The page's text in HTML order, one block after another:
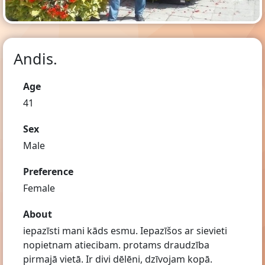
Andis.
Age
41
Sex
Male
Preference
Female
About
iepazīsti mani kāds esmu. Iepazīšos ar sievieti
nopietnam atiecibam. protams draudzība
pirmajā vietā. Ir divi dēlēni, dzīvojam kopā.